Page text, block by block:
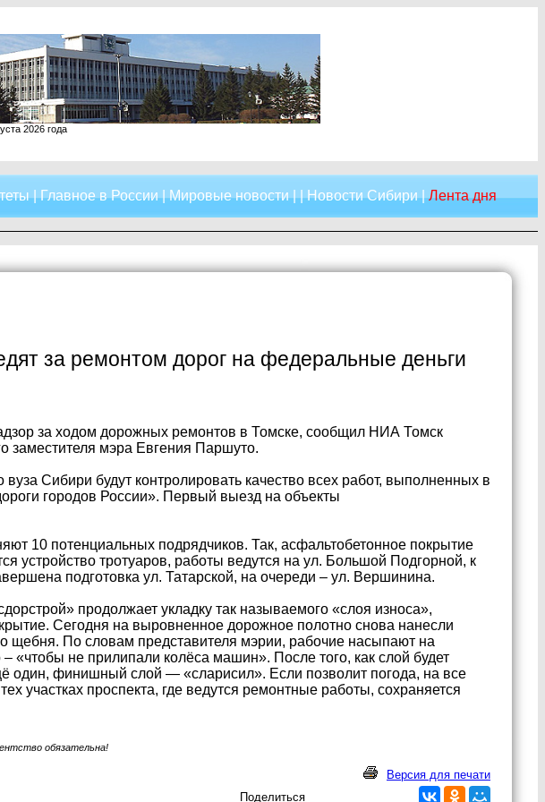
2026 года
|Главное в России|Мировые новости| |Новости Сибири|Лента дня
за ремонтом дорог на федеральные деньги
за ходом дорожных ремонтов в Томске, сообщил НИА Томск
заместителя мэра Евгения Паршуто.
Сибири будут контролировать качество всех работ, выполненных в
городов России». Первый выезд на объекты
10 потенциальных подрядчиков. Так, асфальтобетонное покрытие
устройство тротуаров, работы ведутся на ул. Большой Подгорной, к
подготовка ул. Татарской, на очереди – ул. Вершинина.
продолжает укладку так называемого «слоя износа»,
Сегодня на выровненное дорожное полотно снова нанесли
щебня. По словам представителя мэрии, рабочие насыпают на
не прилипали колёса машин». После того, как слой будет
один, финишный слой — «сларисил». Если позволит погода, на все
участках проспекта, где ведутся ремонтные работы, сохраняется
обязательна!
Версия для печати
Поделиться